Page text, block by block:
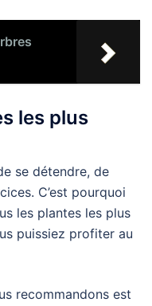
les plus
se détendre, de
C’est pourquoi
les plantes les plus
puissiez profiter au
recommandons est